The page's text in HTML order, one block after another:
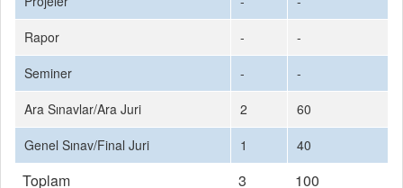
Rapor
-
-
Seminer
-
-
Ara Sınavlar/Ara Juri
2
60
Genel Sınav/Final Juri
1 40
Toplam 3 100